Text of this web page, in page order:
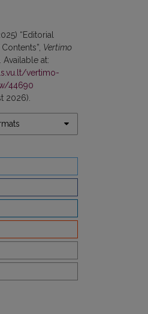
“Editorial
Vertimo
Available at:
vertimo-
44690
2026).